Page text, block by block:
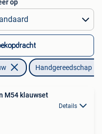
op
Handgereedschap
M54 klauwset
Details